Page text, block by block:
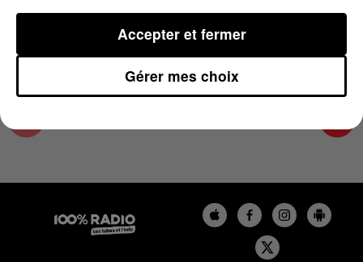
L'agenda de Toulouse
Gérer mes choix
Accepter et fermer